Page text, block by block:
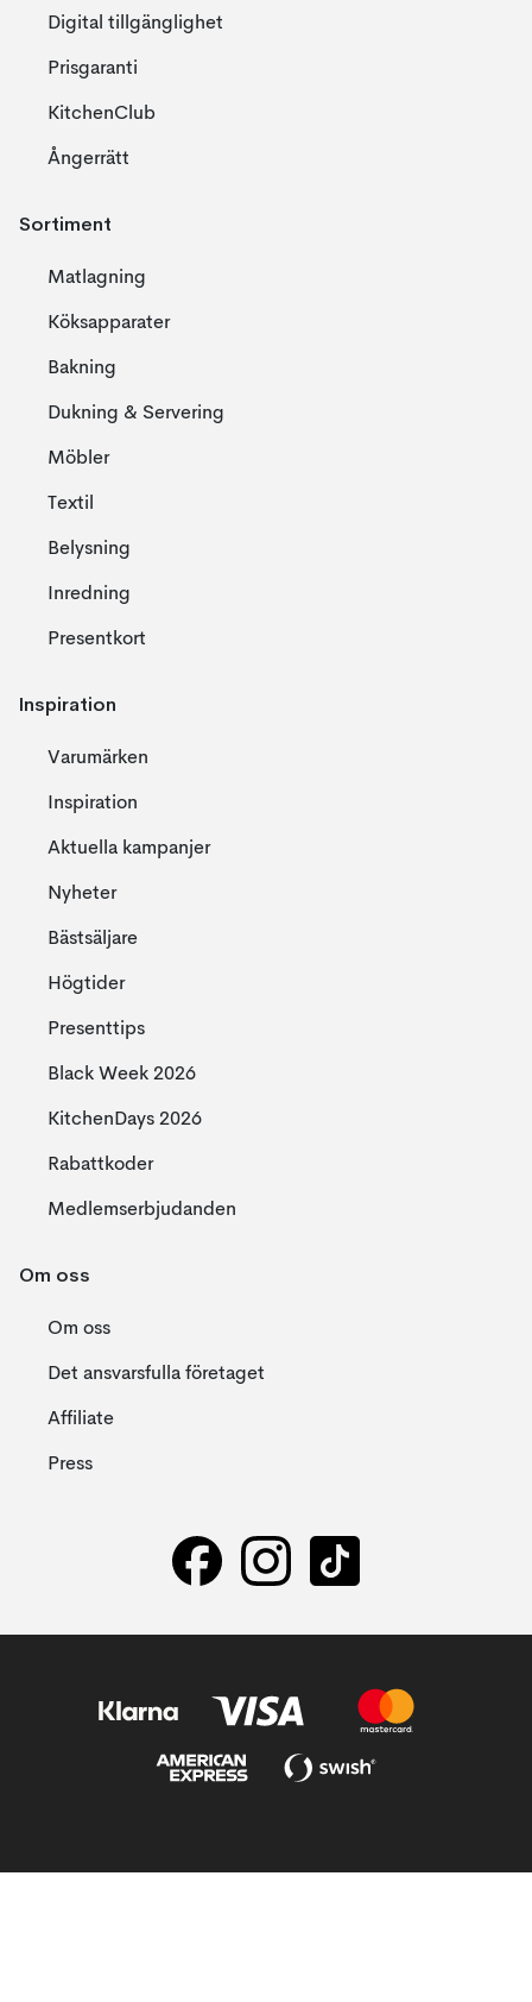
Digital tillgänglighet
Prisgaranti
KitchenClub
Ångerrätt
Sortiment
Matlagning
Köksapparater
Bakning
Dukning & Servering
Möbler
Textil
Belysning
Inredning
Presentkort
Inspiration
Varumärken
Inspiration
Aktuella kampanjer
Nyheter
Bästsäljare
Högtider
Presenttips
Black Week 2026
KitchenDays 2026
Rabattkoder
Medlemserbjudanden
Om oss
Om oss
Det ansvarsfulla företaget
Affiliate
Press